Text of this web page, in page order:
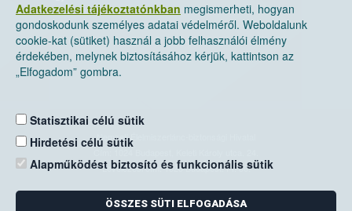
Adatkezelési tájékoztatónkban megismerheti, hogyan
gondoskodunk személyes adatai védelméről. Weboldalunk
cookie-kat (sütiket) használ a jobb felhasználói élmény
érdekében, melynek biztosításához kérjük, kattintson az
„Elfogadom” gombra.
Statisztikai célú sütik
Hirdetési célú sütik
Alapműködést biztosító és funkcionális sütik
ÖSSZES SÜTI ELFOGADÁSA
Nemzeti Élelmiszerlánc-biztonsági Hivatal
Levelezési cím: 1525 Budapest. Pf. 30.